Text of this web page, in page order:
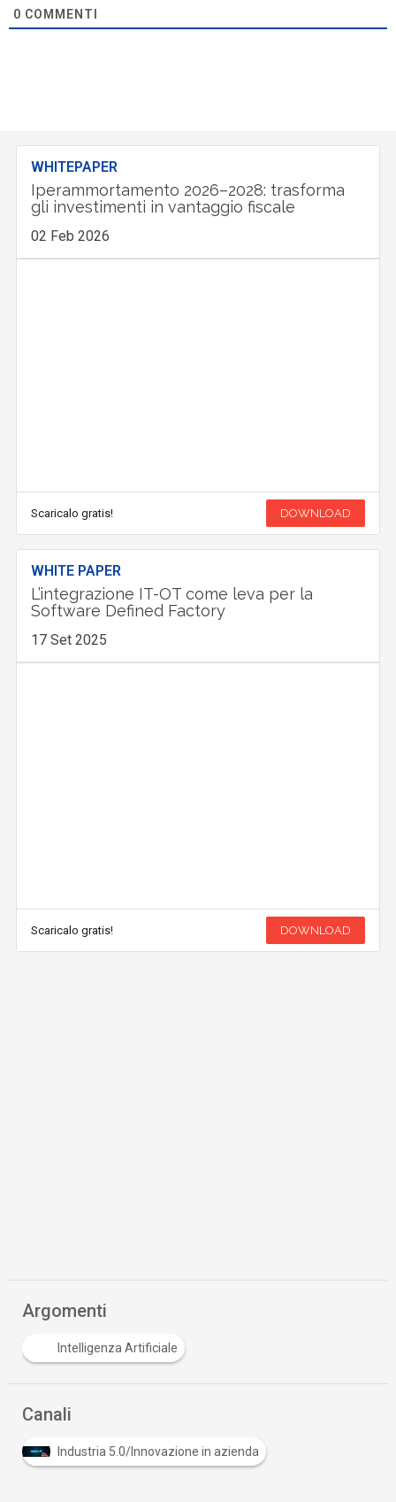
0 COMMENTI
WHITEPAPER
Iperammortamento 2026–2028: trasforma
gli investimenti in vantaggio fiscale
02 Feb 2026
Scaricalo gratis! DOWNLOAD
WHITE PAPER
L’integrazione IT-OT come leva per la
Software Defined Factory
17 Set 2025
Scaricalo gratis! DOWNLOAD
Argomenti
Intelligenza Artificiale
Canali
Industria 5.0/Innovazione in azienda